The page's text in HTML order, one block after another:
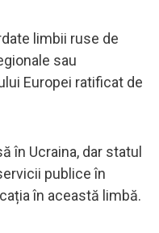
limbii ruse de
sau
Europei ratificat de
în Ucraina, dar statul
publice în
în această limbă.